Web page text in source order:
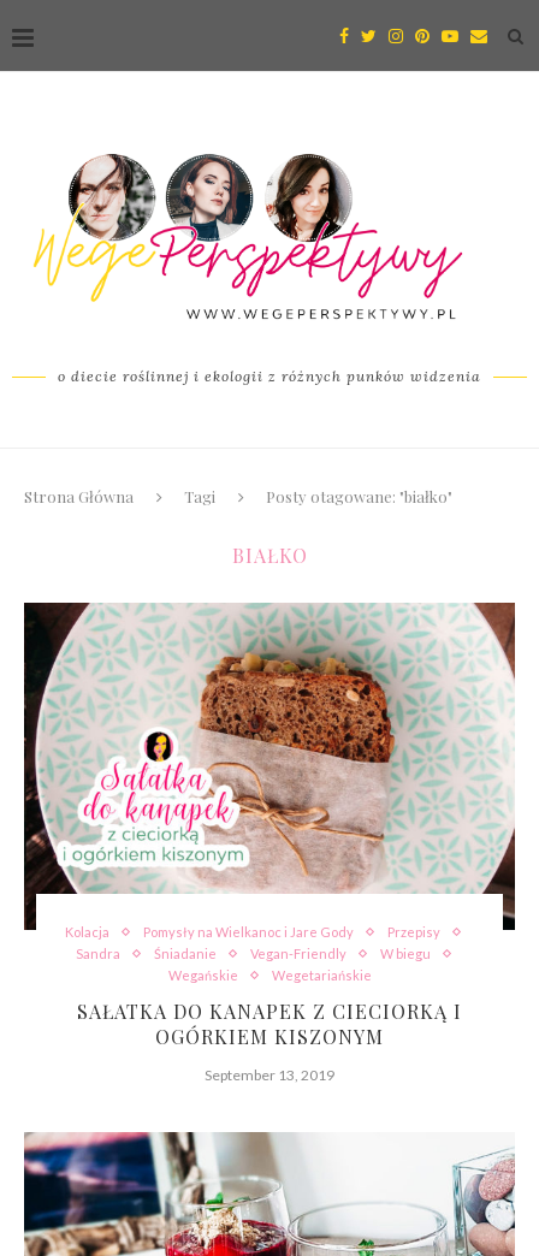
o diecie roślinnej i ekologii z różnych punków widzenia
Strona Główna Tagi Posty otagowane: "białko"
BIAŁKO
Kolacja Pomysły na Wielkanoc i Jare Gody
Przepisy
Sandra
Śniadanie Vegan-Friendly
W biegu
Wegańskie
Wegetariańskie
SAŁATKA DO KANAPEK Z CIECIORKĄ I
OGÓRKIEM KISZONYM
September 13, 2019